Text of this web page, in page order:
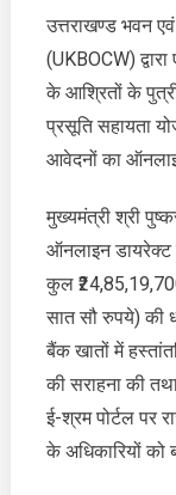
उत्तराखण्ड भवन एवं
(UKBOCW)
के आश्रितों के
प्रसूति सहायता
आवेदनों का
मुख्यमंत्री श्री
ऑनलाइन
कुल
सात सौ रुपये) की
बैंक खातों में
की सराहना की
ई-श्रम पोर्टल पर
के अधिकारियों को